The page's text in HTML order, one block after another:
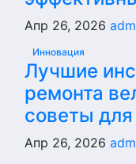
Апр 26, 2026
Инновация
Лучшие
ремонта
советы
Апр 26, 2026